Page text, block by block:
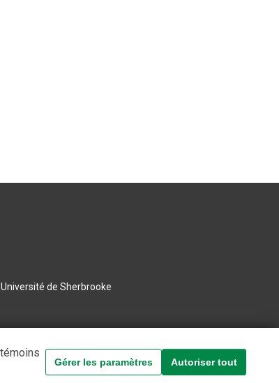
de Sherbrooke
Gérer les paramètres Autoriser tout